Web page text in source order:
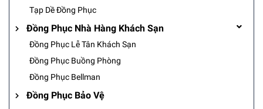
Tạp Dề Đồng Phục
Đồng Phục Nhà Hàng Khách Sạn
Đồng Phục Lễ Tân Khách Sạn
Đồng Phục Buồng Phòng
Đồng Phục Bellman
Đồng Phục Bảo Vệ